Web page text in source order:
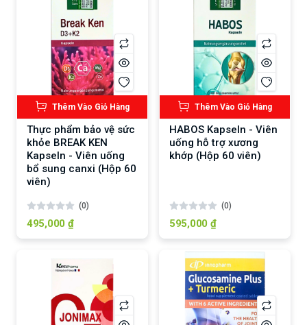
Thêm Vào Giỏ Hàng
Thực phẩm bảo vệ sức
khỏe BREAK KEN
Kapseln - Viên uống
bổ sung canxi (Hộp 60
viên)
(0)
495,000 ₫
Thêm Vào Giỏ Hàng
HABOS Kapseln - Viên
uống hỗ trợ xương
khớp (Hộp 60 viên)
(0)
595,000 ₫